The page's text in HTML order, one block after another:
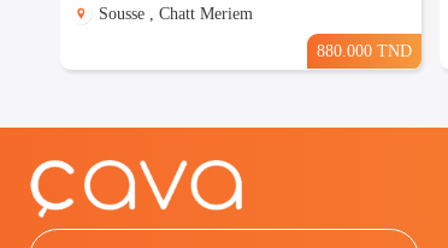
Sousse , Chatt Meriem
880.000 TND